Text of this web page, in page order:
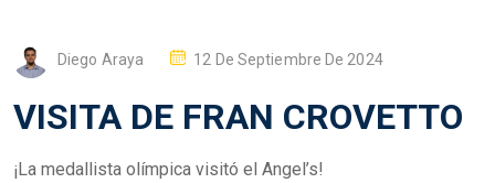
Diego Araya
P
S
E
12 De Septiembre De 2024
VISITA DE FRAN CROVETTO
¡La medallista olímpica visitó el Angel’s!